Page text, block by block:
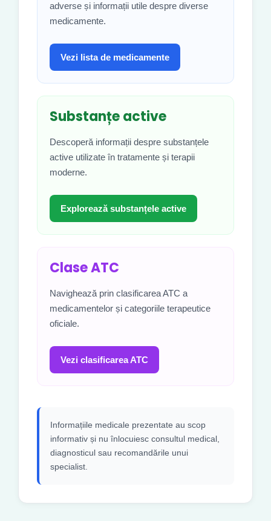
adverse și informații utile despre diverse
medicamente.
Vezi lista de medicamente
Substanțe active
Descoperă informații despre substanțele
active utilizate în tratamente și terapii
moderne.
Explorează substanțele active
Clase ATC
Navighează prin clasificarea ATC a
medicamentelor și categoriile terapeutice
oficiale.
Vezi clasificarea ATC
Informațiile medicale prezentate au scop
informativ și nu înlocuiesc consultul medical,
diagnosticul sau recomandările unui
specialist.